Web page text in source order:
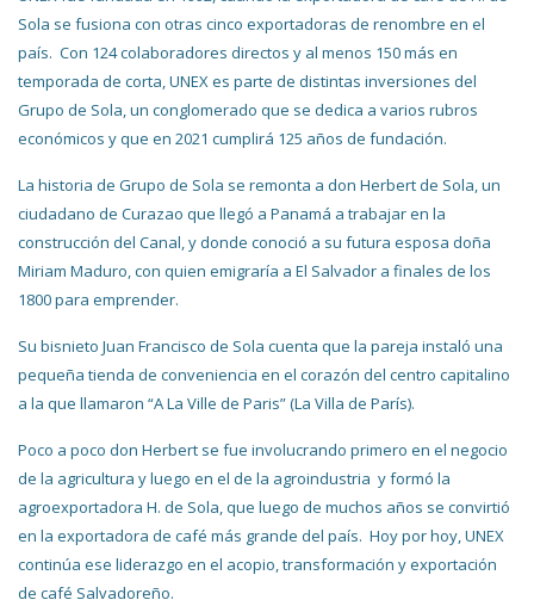
Sola se fusiona con otras cinco exportadoras de renombre en el
país. Con 124 colaboradores directos y al menos 150 más en
temporada de corta, UNEX es parte de distintas inversiones del
Grupo de Sola, un conglomerado que se dedica a varios rubros
económicos y que en 2021 cumplirá 125 años de fundación.
La historia de Grupo de Sola se remonta a don Herbert de Sola, un
ciudadano de Curazao que llegó a Panamá a trabajar en la
construcción del Canal, y donde conoció a su futura esposa doña
Miriam Maduro, con quien emigraría a El Salvador a finales de los
1800 para emprender.
Su bisnieto Juan Francisco de Sola cuenta que la pareja instaló una
pequeña tienda de conveniencia en el corazón del centro capitalino
a la que llamaron “A La Ville de Paris” (La Villa de París).
Poco a poco don Herbert se fue involucrando primero en el negocio
de la agricultura y luego en el de la agroindustria y formó la
agroexportadora H. de Sola, que luego de muchos años se convirtió
en la exportadora de café más grande del país. Hoy por hoy, UNEX
continúa ese liderazgo en el acopio, transformación y exportación
de café Salvadoreño.